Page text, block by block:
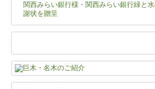
関西みらい銀行様・関西みらい銀行緑と
謝状を贈呈